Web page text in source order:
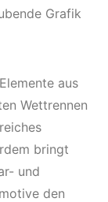
Grafik
aus
Wettrennen
bringt
und
den